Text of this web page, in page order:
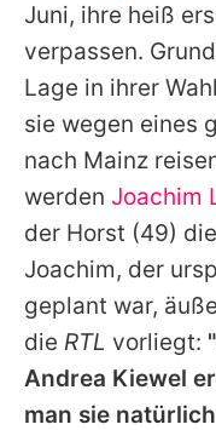
Juni, ihre heiß
verpassen.
Lage in ihrer
sie wegen eines
nach Mainz
werden Joachim
der Horst (49)
Joachim, der
geplant war,
die RTL vorliegt:
Andrea Kiewel
man sie